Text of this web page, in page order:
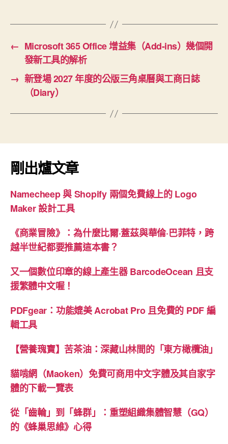
← Microsoft 365 Office 增益集（Add-ins）幾個開
發新工具的解析
→ 新登場 2027 年度的公版三角桌曆與工商日誌
（Diary）
剛出爐文章
Namecheep 與 Shopify 兩個免費線上的 Logo
Maker 設計工具
《商業冒險》：為什麼比爾·蓋茲與華倫·巴菲特，跨
越半世紀都要推薦這本書？
又一個數位印章的線上產生器 BarcodeOcean 且支
援繁體中文喔！
PDFgear：功能媲美 Acrobat Pro 且免費的 PDF 編
輯工具
【營養瑰寶】苦茶油：深藏山林間的「東方橄欖油」
貓啃網（Maoken）免費可商用中文字體及其自家字
體的下載一覽表
從「齒輪」到「蜂群」：重塑組織集體智慧（GQ）
的《蜂巢思維》心得